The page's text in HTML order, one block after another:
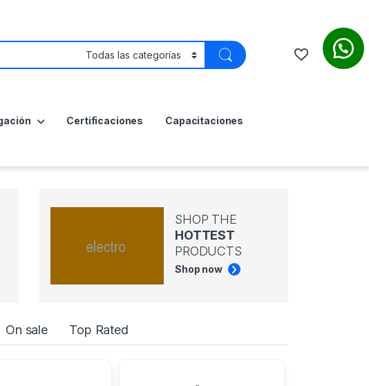
Certificaciones Capacitaciones
SHOP THE
HOTTEST
PRODUCTS
Shop now
On sale Top Rated